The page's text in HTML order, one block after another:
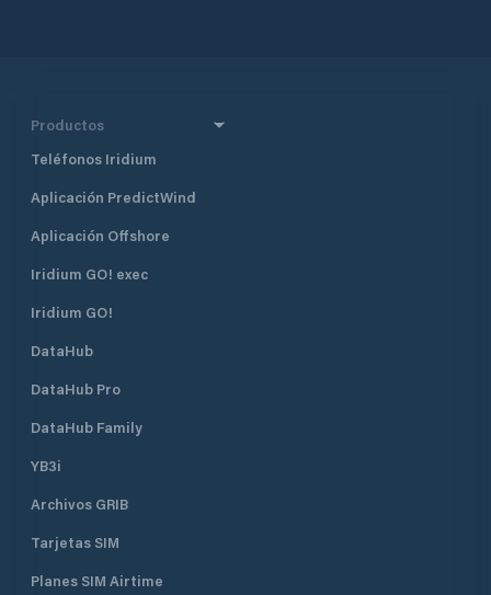
Productos
Teléfonos Iridium
Aplicación PredictWind
Aplicación Offshore
Iridium GO! exec
Iridium GO!
DataHub
DataHub Pro
DataHub Family
YB3i
Archivos GRIB
Tarjetas SIM
Planes SIM Airtime